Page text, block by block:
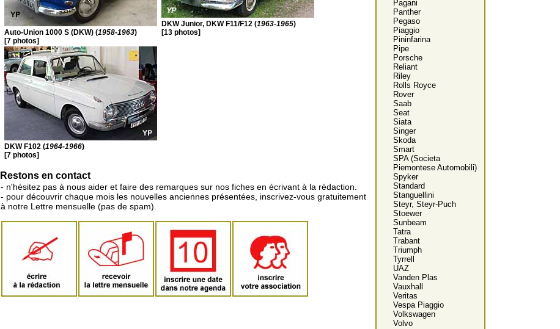
Pagani
Panther
Pegaso
Piaggio
Pininfarina
Pipe
Porsche
Reliant
Riley
Rolls Royce
Rover
Saab
Seat
Siata
Singer
Skoda
Smart
SPA (Societa
Piemontese Automobili)
Spyker
Standard
Stanguellini
Steyr, Steyr-Puch
Stoewer
Sunbeam
Tatra
Trabant
Triumph
Tyrrell
UAZ
Vanden Plas
Vauxhall
Veritas
Vespa Piaggio
Volkswagen
Volvo
Auto-Union 1000 S (DKW) (1958-1963)
[7 photos]
DKW Junior, DKW F11/F12 (1963-1965)
[13 photos]
DKW F102 (1964-1966)
[7 photos]
Restons en contact
- n'hésitez pas à nous aider et faire des remarques sur nos fiches en écrivant à la rédaction.
- pour découvrir chaque mois les nouvelles anciennes présentées, inscrivez-vous gratuitement
à notre Lettre mensuelle (pas de spam).